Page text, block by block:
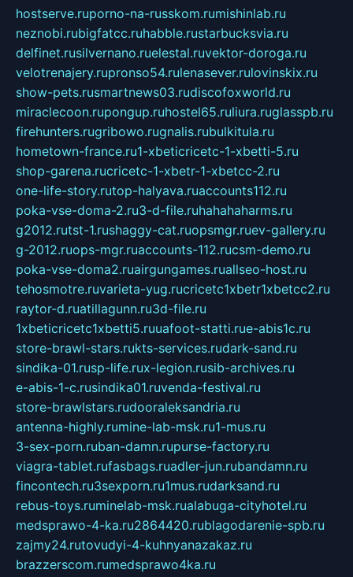
hostserve.ruporno-na-russkom.rumishinlab.ru
neznobi.rubigfatcc.ruhabble.rustarbucksvia.ru
delfinet.rusilvernano.ruelestal.ruvektor-doroga.ru
velotrenajery.rupronso54.rulenasever.rulovinskix.ru
show-pets.rusmartnews03.rudiscofoxworld.ru
miraclecoon.rupongup.ruhostel65.ruliura.ruglasspb.ru
firehunters.rugribowo.rugnalis.rubulkitula.ru
hometown-france.ru1-xbeticricetc-1-xbetti-5.ru
shop-garena.rucricetc-1-xbetr-1-xbetcc-2.ru
one-life-story.rutop-halyava.ruaccounts112.ru
poka-vse-doma-2.ru3-d-file.ruhahahaharms.ru
g2012.rutst-1.rushaggy-cat.ruopsmgr.ruev-gallery.ru
g-2012.ruops-mgr.ruaccounts-112.rucsm-demo.ru
poka-vse-doma2.ruairgungames.ruallseo-host.ru
tehosmotre.ruvarieta-yug.rucricetc1xbetr1xbetcc2.ru
raytor-d.ruatillagunn.ru3d-file.ru
1xbeticricetc1xbetti5.ruuafoot-statti.rue-abis1c.ru
store-brawl-stars.rukts-services.rudark-sand.ru
sindika-01.rusp-life.rux-legion.rusib-archives.ru
e-abis-1-c.rusindika01.ruvenda-festival.ru
store-brawlstars.rudooraleksandria.ru
antenna-highly.rumine-lab-msk.ru1-mus.ru
3-sex-porn.ruban-damn.rupurse-factory.ru
viagra-tablet.rufasbags.ruadler-jun.rubandamn.ru
fincontech.ru3sexporn.ru1mus.rudarksand.ru
rebus-toys.ruminelab-msk.rualabuga-cityhotel.ru
medsprawo-4-ka.ru2864420.rublagodarenie-spb.ru
zajmy24.rutovudyi-4-kuhnyanazakaz.ru
brazzerscom.rumedsprawo4ka.ru